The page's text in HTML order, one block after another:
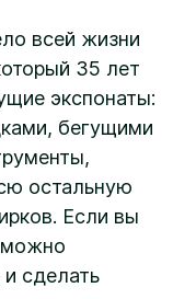
всей жизни
35 лет
экспонаты:
бегущими
остальную
Если вы
можно
и сделать